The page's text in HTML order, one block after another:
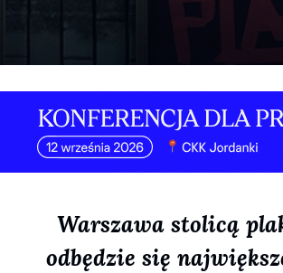
Warszawa stolicą
odbędzie się